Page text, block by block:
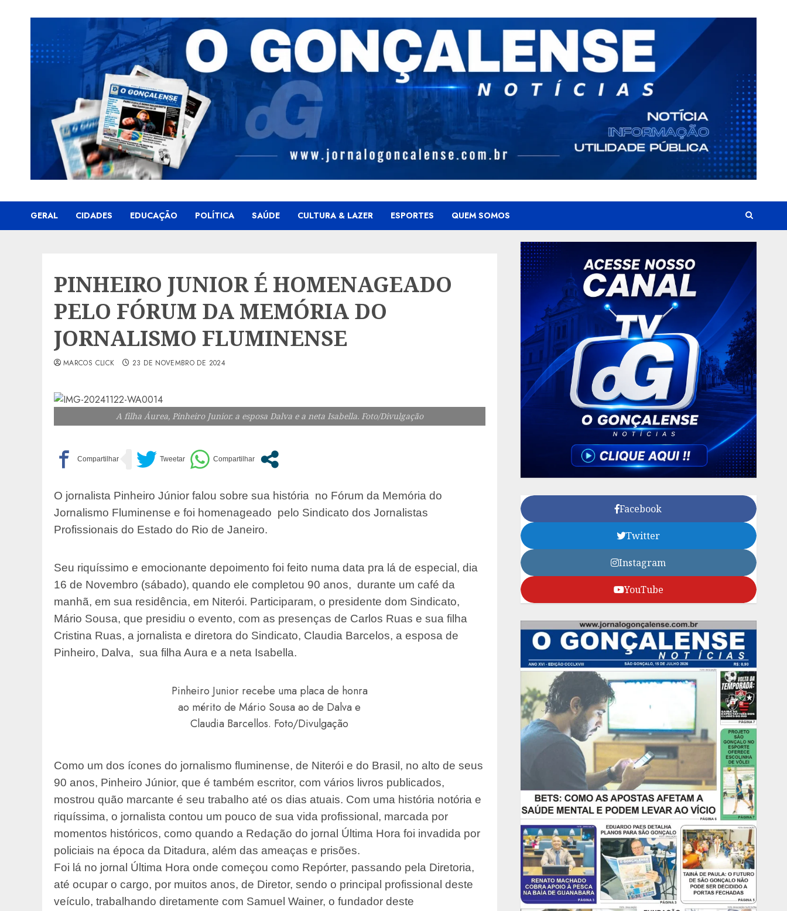
GERAL CIDADES EDUCAÇÃO POLÍTICA SAÚDE CULTURA & LAZER ESPORTES QUEM SOMOS
PINHEIRO JUNIOR É HOMENAGEADO
PELO FÓRUM DA MEMÓRIA DO
JORNALISMO FLUMINENSE
MARCOS CLICK 23 DE NOVEMBRO DE 2024
A filha Áurea, Pinheiro Junior. a esposa Dalva e a neta Isabella. Foto/Divulgação
O jornalista Pinheiro Júnior falou sobre sua história no Fórum da Memória do
Jornalismo Fluminense e foi homenageado pelo Sindicato dos Jornalistas
Profissionais do Estado do Rio de Janeiro.
Seu riquíssimo e emocionante depoimento foi feito numa data pra lá de especial, dia
16 de Novembro (sábado), quando ele completou 90 anos, durante um café da
manhã, em sua residência, em Niterói. Participaram, o presidente dom Sindicato,
Mário Sousa, que presidiu o evento, com as presenças de Carlos Ruas e sua filha
Cristina Ruas, a jornalista e diretora do Sindicato, Claudia Barcelos, a esposa de
Pinheiro, Dalva, sua filha Aura e a neta Isabella.
Pinheiro Junior recebe uma placa de honra
ao mérito de Mário Sousa ao de Dalva e
Claudia Barcellos. Foto/Divulgação
Como um dos ícones do jornalismo fluminense, de Niterói e do Brasil, no alto de seus
90 anos, Pinheiro Júnior, que é também escritor, com vários livros publicados,
mostrou quão marcante é seu trabalho até os dias atuais. Com uma história notória e
riquíssima, o jornalista contou um pouco de sua vida profissional, marcada por
momentos históricos, como quando a Redação do jornal Última Hora foi invadida por
policiais na época da Ditadura, além das ameaças e prisões.
Foi lá no jornal Última Hora onde começou como Repórter, passando pela Diretoria,
até ocupar o cargo, por muitos anos, de Diretor, sendo o principal profissional deste
veículo, trabalhando diretamente com Samuel Wainer, o fundador deste
Facebook
Twitter
Instagram
YouTube